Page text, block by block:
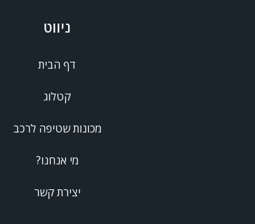
ניווט
דף הבית
קטלוג
מכונות שטיפה לרכב
מי אנחנו?
יצירת קשר